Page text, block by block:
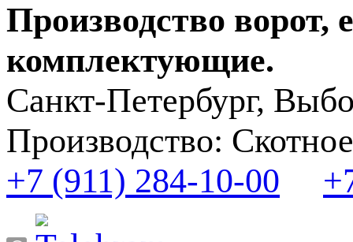
Производство ворот,
комплектующие.
Санкт-Петербург,
Производство:
+7 (911) 284-10-00